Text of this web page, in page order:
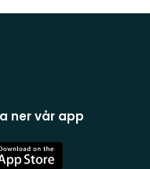
ner vår app